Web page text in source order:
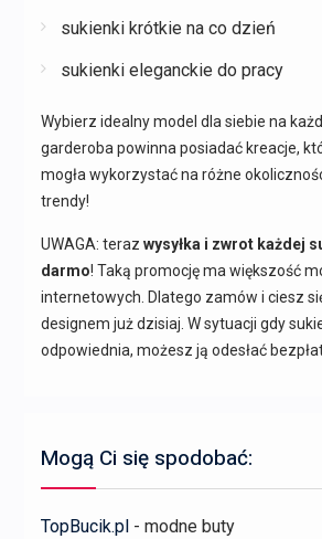
sukienki krótkie na co dzień
sukienki eleganckie do pracy
Wybierz idealny model dla siebie na
garderoba powinna posiadać kreacje,
mogła wykorzystać na różne
trendy!
UWAGA: teraz wysyłka i zwrot każdej
darmo! Taką promocję ma większość
internetowych. Dlatego zamów i ciesz
designem już dzisiaj. W sytuacji gdy
odpowiednia, możesz ją odesłać
Mogą Ci się spodobać:
TopBucik.pl - modne buty